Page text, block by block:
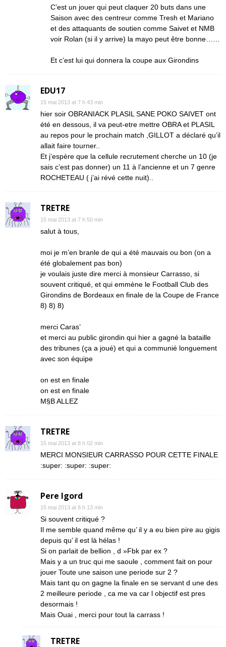
C’est un jouer qui peut claquer 20 buts dans une
Saison avec des centreur comme Tresh et Mariano
et des attaquants de soutien comme Saivet et NMB
voir Rolan (si il y arrive) la mayo peut être bonne……
Et c’est lui qui donnera la coupe aux Girondins
EDU17
15 mai 2013 at 7 h 43 min
hier soir OBRANIACK PLASIL SANE POKO SAIVET ont
été en dessous, il va peut-etre mettre OBRA et PLASIL
au repos pour le prochain match ,GILLOT a déclaré qu’il
allait faire tourner..
Et j’espère que la cellule recrutement cherche un 10 (je
sais c’est pas donner) un 11 à l’ancienne et un 7 genre
ROCHETEAU ( j’ai révé cette nuit)..
TRETRE
15 mai 2013 at 7 h 50 min
salut à tous,
moi je m’en branle de qui a été mauvais ou bon (on a
été globalement pas bon)
je voulais juste dire merci à monsieur Carrasso, si
souvent critiqué, et qui emmène le Football Club des
Girondins de Bordeaux en finale de la Coupe de France
8) 8) 8)
merci Caras’
et merci au public girondin qui hier a gagné la bataille
des tribunes (ça a joué) et qui a communié longuement
avec son équipe
on est en finale
on est en finale
M§B ALLEZ
TRETRE
15 mai 2013 at 8 h 02 min
MERCI MONSIEUR CARRASSO POUR CETTE FINALE
:super: :super: :super:
Pere Igord
15 mai 2013 at 8 h 13 min
Si souvent critiqué ?
Il me semble quand même qu’ il y a eu bien pire au gigis
depuis qu’ il est là hélas !
Si on parlait de bellion , d »Fbk par ex ?
Mais y a un truc qui me saoule , comment fait on pour
jouer Toute une saison une periode sur 2 ?
Mais tant qu on gagne la finale en se servant d une des
2 meilleure periode , ca me va car l objectif est pres
desormais !
Mais Ouai , merci pour tout la carrass !
TRETRE